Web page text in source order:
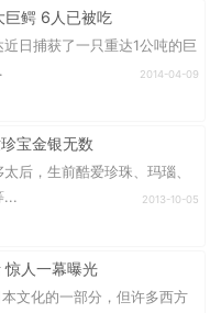
鳄 6人已被吃
日捕获了一只重达1公吨的巨
2014-04-09
宝金银无数
后，生前酷爱珍珠、玛瑙、
...
2013-10-05
惊人一幕曝光
文化的一部分，但许多西方